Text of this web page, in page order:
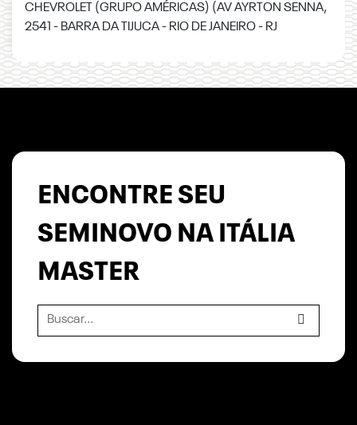
CHEVROLET (GRUPO AMÉRICAS) (AV AYRTON SENNA,
2541 - BARRA DA TIJUCA - RIO DE JANEIRO - RJ
ENCONTRE SEU
SEMINOVO NA ITÁLIA
MASTER